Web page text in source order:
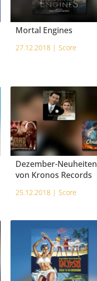
Mortal Engines
27.12.2018 | Score
Dezember-Neuheiten
von Kronos Records
25.12.2018 | Score